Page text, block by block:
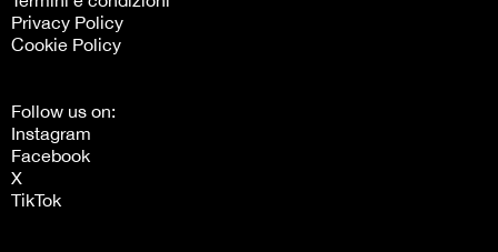
Privacy Policy
Cookie Policy
Follow us on:
Instagram
Facebook
X
TikTok